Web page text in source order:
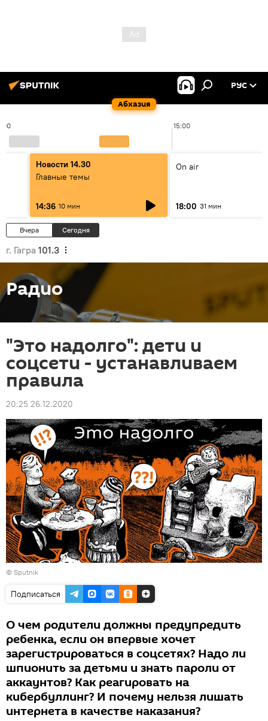
Абхазия
РУС
15:00
Новости 14.30
Главные темы
14:36 10 мин
On air
18:00 31 мин
Вчера Сегодня
г. Гагра 101.3
Радио
"Это надолго": дети и
соцсети - устанавливаем
правила
20:25 26.12.2020
© Sputnik
Подписаться
О чем родители должны предупредить
ребенка, если он впервые хочет
зарегистрироваться в соцсетях? Надо ли
шпионить за детьми и знать пароли от
аккаунтов? Как реагировать на
кибербуллинг? И почему нельзя лишать
интернета в качестве наказания?